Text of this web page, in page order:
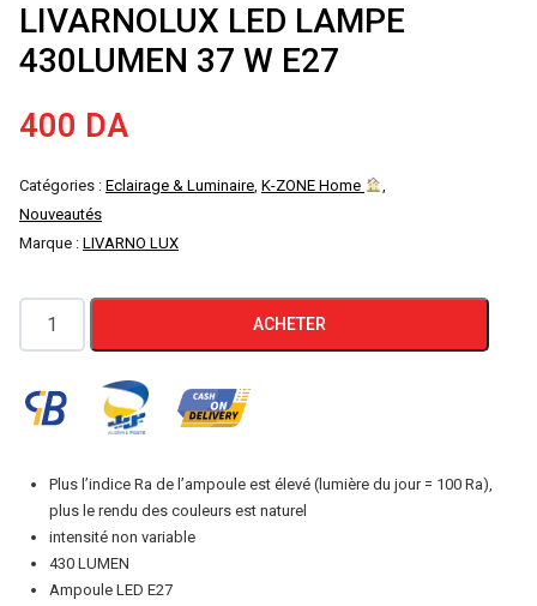
LIVARNOLUX LED LAMPE
430LUMEN 37 W E27
400 DA
Catégories : Eclairage & Luminaire, K-ZONE Home
,
Nouveautés
Marque : LIVARNO LUX
quantité
de
LIVARNOLUX
LED
430LUMEN
W
E27
ACHETER
Plus l’indice Ra de l’ampoule est élevé (lumière du jour = 100 Ra),
plus le rendu des couleurs est naturel
intensité non variable
430 LUMEN
Ampoule LED E27